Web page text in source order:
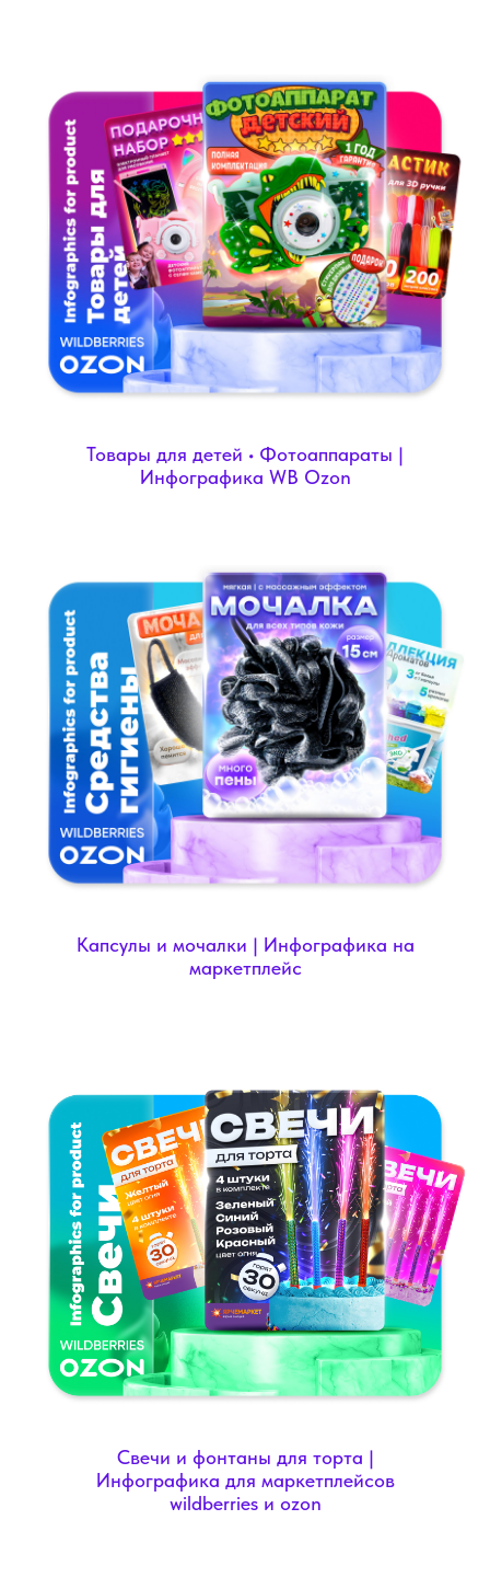
Товары для детей • Фотоаппараты |
Инфографика WB Ozon
Капсулы и мочалки | Инфографика на
маркетплейс
Свечи и фонтаны для торта |
Инфографика для маркетплейсов
wildberries и ozon